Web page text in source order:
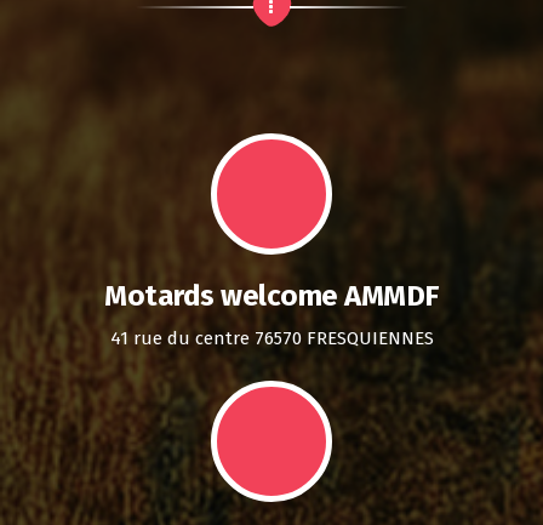
Motards welcome AMMDF
41 rue du centre 76570 FRESQUIENNES